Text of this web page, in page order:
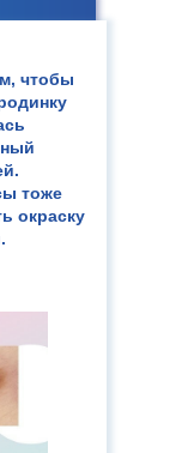
чтобы
тоже
окраску